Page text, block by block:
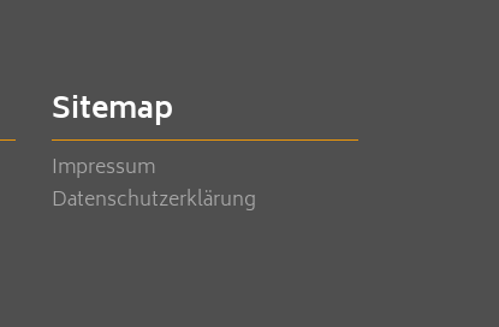
Sitemap
Impressum
Datenschutzerklärung